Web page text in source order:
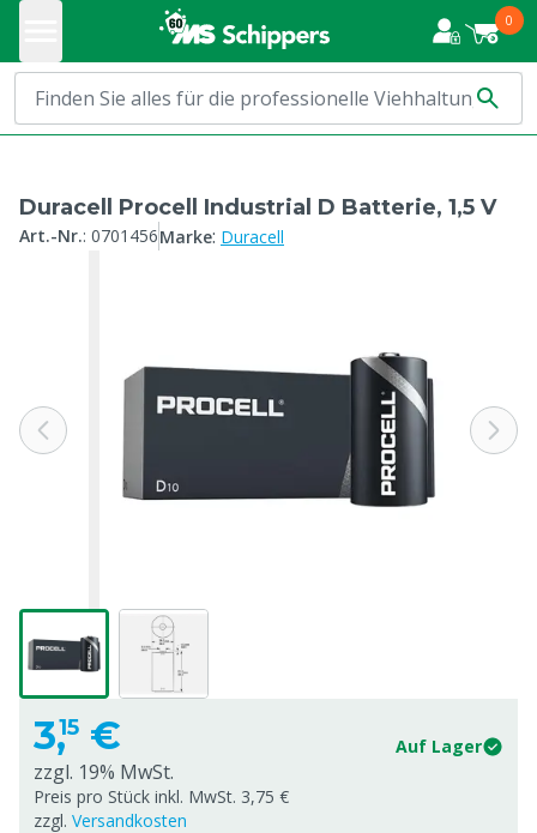
0
Duracell Procell Industrial D Batterie, 1,5 V
Art.-Nr.: 0701456Marke: Duracell
3,15 € Auf Lager
zzgl. 19% MwSt.
Preis pro Stück inkl. MwSt. 3,75 €
zzgl. Versandkosten